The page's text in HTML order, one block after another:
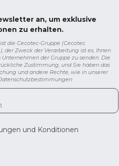
an, um exklusive
zu erhalten.
die Cecotec-Gruppe (Cecotec
der Zweck der Verarbeitung ist es, Ihnen
der Gruppe zu senden. Die
Zustimmung, und Sie haben das
und andere Rechte, wie in unserer
und Konditionen